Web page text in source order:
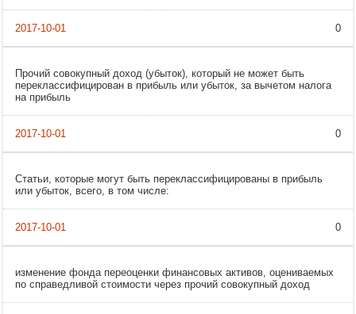
0
Прочий совокупный доход (убыток), который не может быть
переклассифицирован в прибыль или убыток, за вычетом налога
на прибыль
0
Статьи, которые могут быть переклассифицированы в прибыль
или убыток, всего, в том числе:
0
изменение фонда переоценки финансовых активов, оцениваемых
по справедливой стоимости через прочий совокупный доход